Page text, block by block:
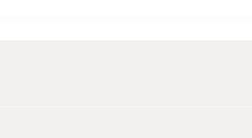
Diniz, e Ala Jovem, uma espécie de versão local da